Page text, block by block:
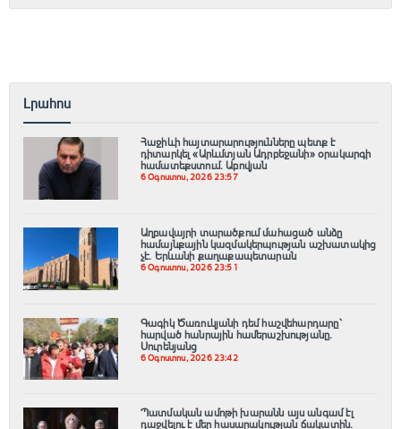
Լրահոս
Հաջիևի հայտարարությունները պետք է
դիտարկել «Արևմտյան Ադրբեջանի» օրակարգի
համատեքստում․ Աբովյան
6 Օգոստոս, 2026 23:57
Աղբավայրի տարածքում մահացած անձը
համայնքային կազմակերպության աշխատակից
չէ․ Երևանի քաղաքապետարան
6 Օգոստոս, 2026 23:51
Գագիկ Ծառուկյանի դեմ հաշվեհարդարը՝
հարված հանրային համերաշխությանը.
Սուրենյանց
6 Օգոստոս, 2026 23:42
Պատմական ամոթի խարանն այս անգամ էլ
դաջվելու է մեր հասարակության ճակատին․